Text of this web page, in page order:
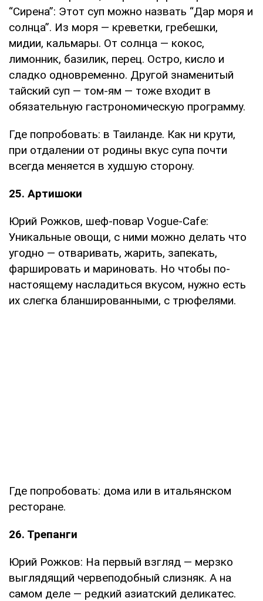
“Сирена”: Этот суп можно назвать “Дар моря и
солнца”. Из моря — креветки, гребешки,
мидии, кальмары. От солнца — кокос,
лимонник, базилик, перец. Остро, кисло и
сладко одновременно. Другой знаменитый
тайский суп — том-ям — тоже входит в
обязательную гастрономическую программу.
Где попробовать: в Таиланде. Как ни крути,
при отдалении от родины вкус супа почти
всегда меняется в худшую сторону.
25. Артишоки
Юрий Рожков, шеф-повар Vogue-Cafe:
Уникальные овощи, с ними можно делать что
угодно — отваривать, жарить, запекать,
фаршировать и мариновать. Но чтобы по-
настоящему насладиться вкусом, нужно есть
их слегка бланшированными, с трюфелями.
Где попробовать: дома или в итальянском
ресторане.
26. Трепанги
Юрий Рожков: На первый взгляд — мерзко
выглядящий червеподобный слизняк. А на
самом деле — редкий азиатский деликатес.